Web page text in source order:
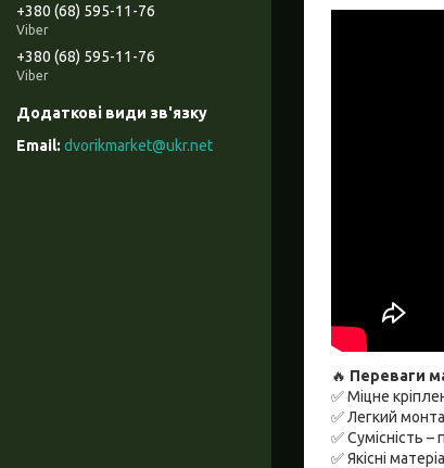
🔥 Переваги
✅ Міцне
✅ Легкий
✅ Сумісність
✅ Якісні
+380 (68) 595-11-76
Viber
+380 (68) 595-11-76
Viber
dvorikmarket@ukr.net